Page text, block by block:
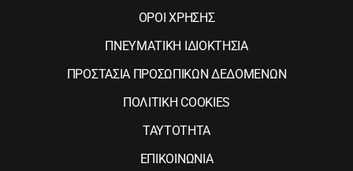
ΟΡΟΙ ΧΡΗΣΗΣ
ΠΝΕΥΜΑΤΙΚΗ ΙΔΙΟΚΤΗΣΙΑ
ΠΡΟΣΤΑΣΙΑ ΠΡΟΣΩΠΙΚΩΝ ΔΕΔΟΜΕΝΩΝ
ΠΟΛΙΤΙΚΗ COOKIES
ΤΑΥΤΟΤΗΤΑ
ΕΠΙΚΟΙΝΩΝΙΑ